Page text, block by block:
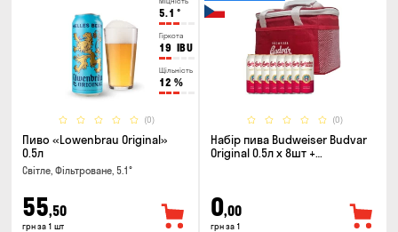
5.1 °
Гіркота
19 IBU
Щільність
12 %
(0)
Пиво «Lowenbrau Original»
0.5л
Світле, Фільтроване, 5.1°
55,50
грн за 1 шт
(0)
Набір пива Budweiser Budvar
Original 0.5л х 8шт +
0,00
грн за 1